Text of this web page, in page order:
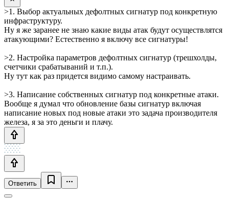
>1. Выбор актуальных дефолтных сигнатур под конкретную
инфраструктуру.
Ну я же заранее не знаю какие виды атак будут осуществлятся
атакующими? Естественно я включу все сигнатуры!
>2. Настройка параметров дефолтных сигнатур (трешхолды,
счетчики срабатываний и т.п.).
Ну тут как раз придется видимо самому настраивать.
>3. Написание собственных сигнатур под конкретные атаки.
Вообще я думал что обновление базы сигнатур включая
написание новых под новые атаки это задача производителя
железа, я за это деньги и плачу.
Ответить